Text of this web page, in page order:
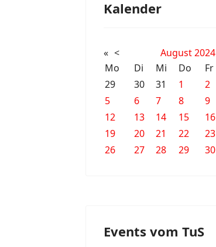
Kalender
« < August 2024
Mo
Di Mi Do Fr
29
30 31 1 2
5
6 7 8 9
12
13 14 15 16
19
20 21 22 23
26
27 28 29 30
Events vom TuS